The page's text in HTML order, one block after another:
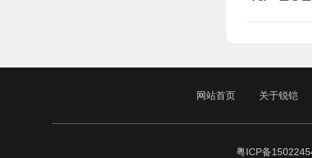
网站首页 关于锐铠
粤ICP备